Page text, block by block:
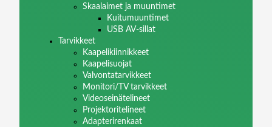
Skaalaimet ja muuntimet
Kuitumuuntimet
USB AV-sillat
Tarvikkeet
Kaapelikiinnikkeet
Kaapelisuojat
Valvontatarvikkeet
Monitori/TV tarvikkeet
Videoseinätelineet
Projektoritelineet
Adapterirenkaat